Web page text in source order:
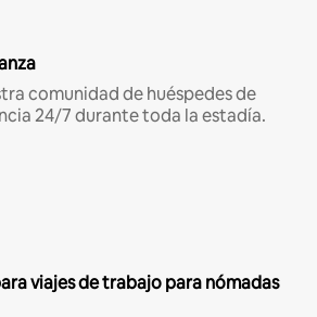
comunidad de huéspedes de
24/7 durante toda la estadía.
viajes de trabajo para nómadas